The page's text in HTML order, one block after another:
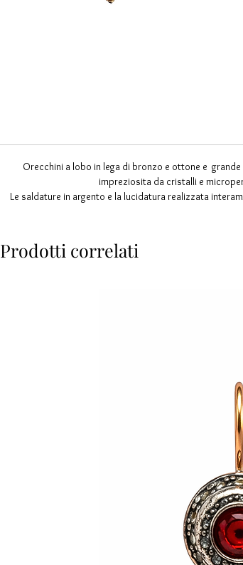
Orecchini a lobo in lega di bronzo e ottone e
impreziosita da cristalli e
Le saldature in argento e la lucidatura realizzata
realizzati in Italia da maestri orafi.
Chiusura con monachella di
Prodotti correlati